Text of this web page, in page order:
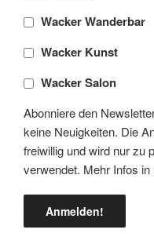
Wacker Wanderbar
Wacker Kunst
Wacker Salon
Abonniere den
keine Neuigkeiten. Die
freiwillig und wird nur zu
verwendet. Mehr Infos in